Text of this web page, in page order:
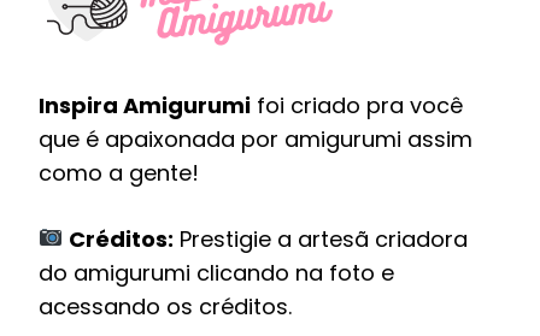
Inspira Amigurumi foi criado pra você
que é apaixonada por amigurumi assim
como a gente!
Créditos: Prestigie a artesã criadora
do amigurumi clicando na foto e
acessando os créditos.